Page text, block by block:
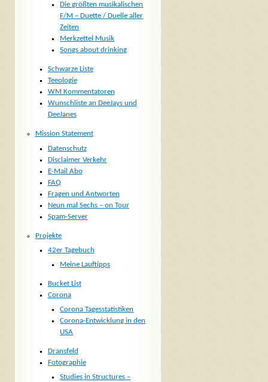
Die größten musikalischen
F/M – Duette / Duelle aller
Zeiten
Merkzettel Musik
Songs about drinking
Schwarze Liste
Teeologie
WM Kommentatoren
Wunschliste an DeeJays und
DeeJanes
Mission Statement
Datenschutz
Disclaimer Verkehr
E-Mail Abo
FAQ
Fragen und Antworten
Neun mal Sechs – on Tour
Spam-Server
Projekte
42er Tagebuch
Meine Lauftipps
Bucket List
Corona
Corona Tagesstatistiken
Corona-Entwicklung in den
USA
Dransfeld
Fotographie
Studies in Structures –